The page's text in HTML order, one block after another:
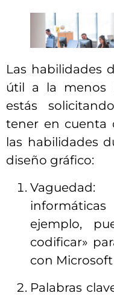
Las habilidades
útil a la menos
estás
tener en cuenta
las habilidades
diseño gráfico:
ejemplo,
codificar»
con
Palabras